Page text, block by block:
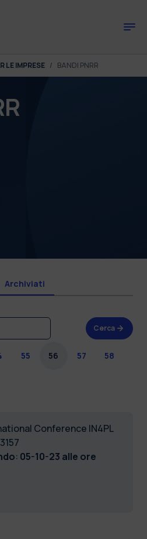
LE IMPRESE BANDI PNRR
Archiviati
Cerca
55 56 57 58
Conference IN4PL
: 05-10-23 alle ore